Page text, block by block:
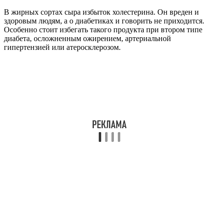
В жирных сортах сыра избыток холестерина. Он вреден и
здоровым людям, а о диабетиках и говорить не приходится.
Особенно стоит избегать такого продукта при втором типе
диабета, осложненным ожирением, артериальной
гипертензией или атеросклерозом.